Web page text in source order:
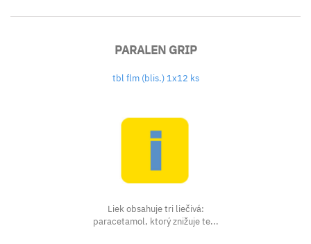
PARALEN GRIP
tbl flm (blis.) 1x12 ks
Liek obsahuje tri liečivá:
paracetamol, ktorý znižuje te...